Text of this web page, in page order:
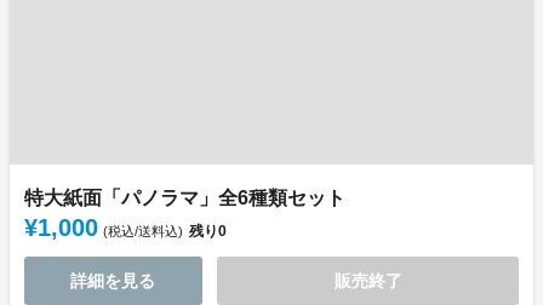
特大紙面「パノラマ」全6種類セット
¥1,000 (税込/送料込) 残り0
詳細を見る 販売終了